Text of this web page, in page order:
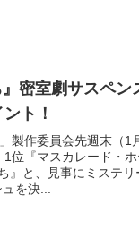
密室劇サスペン
ト！
製作委員会先週末（1
位『マスカレード・ホ
』と、見事にミステリ
を決...